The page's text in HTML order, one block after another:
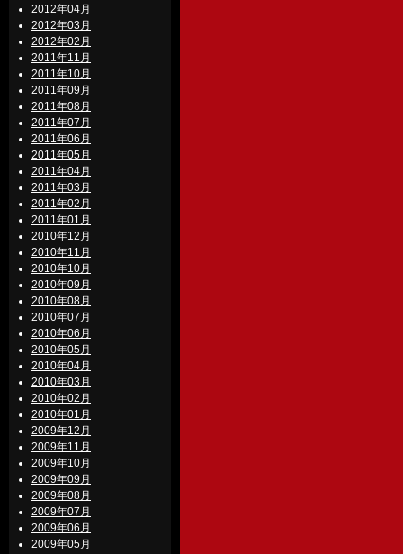
2012年04月
2012年03月
2012年02月
2011年11月
2011年10月
2011年09月
2011年08月
2011年07月
2011年06月
2011年05月
2011年04月
2011年03月
2011年02月
2011年01月
2010年12月
2010年11月
2010年10月
2010年09月
2010年08月
2010年07月
2010年06月
2010年05月
2010年04月
2010年03月
2010年02月
2010年01月
2009年12月
2009年11月
2009年10月
2009年09月
2009年08月
2009年07月
2009年06月
2009年05月